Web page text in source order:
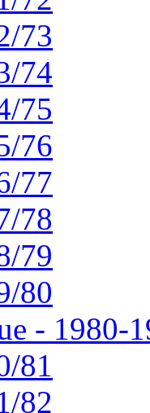
73
74
75
76
77
78
79
80
- 1980-
81
82